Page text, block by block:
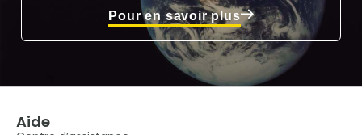
Pour en savoir plus
Aide